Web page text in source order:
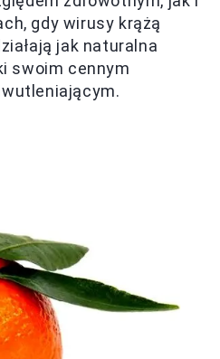
gdy wirusy krążą
jak naturalna
swoim cennym